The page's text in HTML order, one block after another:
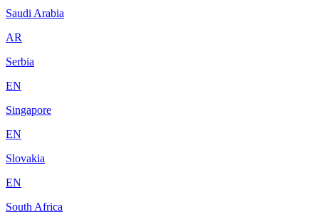
Saudi Arabia
AR
Serbia
EN
Singapore
EN
Slovakia
EN
South Africa